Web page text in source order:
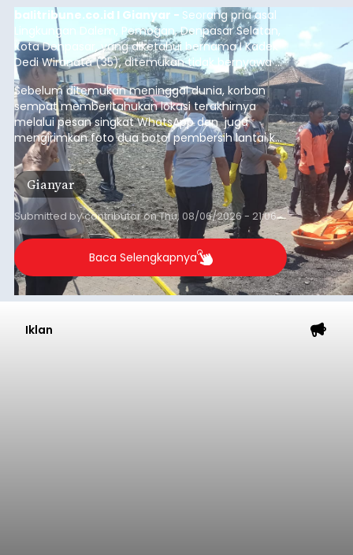
balitribune.co.id I Gianyar - Seorang pria asal
Lingkungan Dalem, Pemogan, Denpasar Selatan,
Kota Denpasar, yang diketahui bernama I Kadek
Dedi Wiranata (35), ditemukan tidak bernyawa di
pesisir Pantai Purnama, Sukawati.
Sebelum ditemukan meninggal dunia, korban
sempat memberitahukan lokasi terakhirnya
melalui pesan singkat WhatsApp dan juga
mengirimkan foto dua botol pembersih lantai ke
istrinya.
Gianyar
Submitted bycontributoronThu, 08/06/2026 - 21:06
Baca Selengkapnya
Iklan